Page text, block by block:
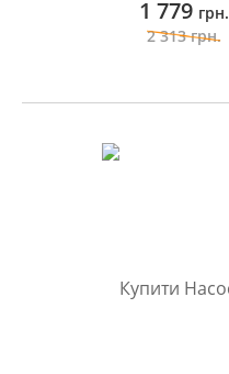
1 779 грн.
2 313грн.